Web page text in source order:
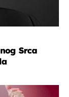
Srca